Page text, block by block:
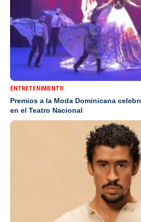
ENTRETENIMIENTO
Premios a la Moda Dominicana
en el Teatro Nacional